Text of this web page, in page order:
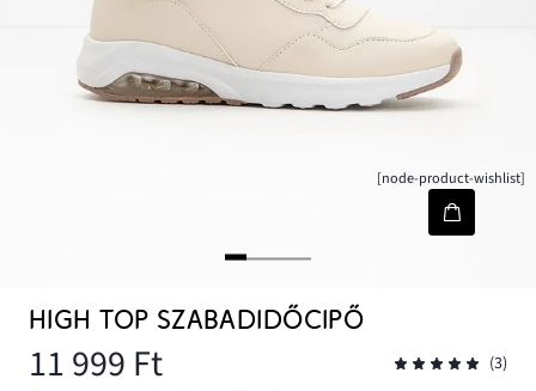
[node-product-wishlist]
HIGH TOP SZABADIDŐCIPŐ
11 999 Ft (3)